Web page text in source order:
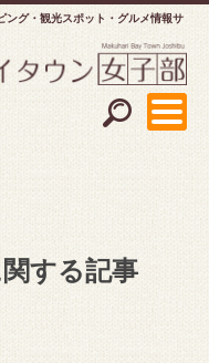
ング
観光スポット・グルメ情報サ
する記事